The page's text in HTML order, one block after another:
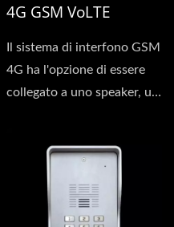
4G GSM VoLTE
Il sistema di interfono GSM
4G ha l'opzione di essere
collegato a uno speaker, un